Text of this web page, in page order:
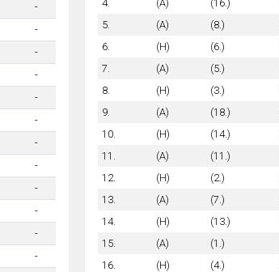
-
-
-
-
-
-
-
-
-
-
-
-
4.
(A) (16.)
5.
(A) (8.)
6.
(H) (6.)
7.
(A) (5.)
8.
(H) (3.)
9.
(A) (18.)
10.
(H) (14.)
11.
(A) (11.)
12.
(H) (2.)
13.
(A) (7.)
14.
(H) (13.)
15.
(A) (1.)
16.
(H) (4.)